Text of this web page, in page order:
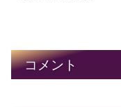
コメント